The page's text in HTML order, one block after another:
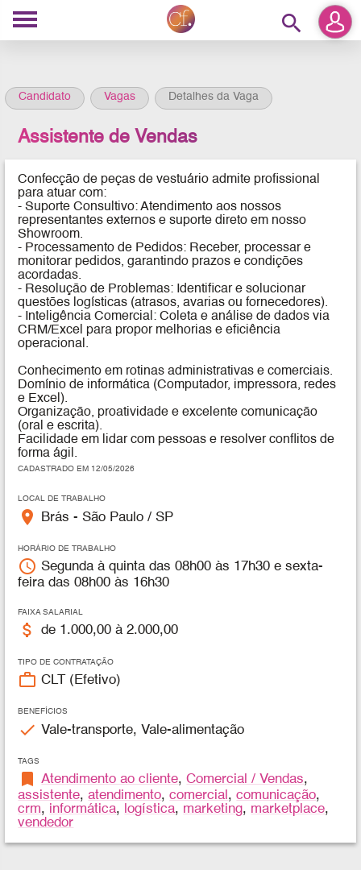
search
Candidato Vagas Detalhes da Vaga
Assistente de Vendas
Confecção de peças de vestuário admite profissional
para atuar com:
- Suporte Consultivo: Atendimento aos nossos
representantes externos e suporte direto em nosso
Showroom.
- Processamento de Pedidos: Receber, processar e
monitorar pedidos, garantindo prazos e condições
acordadas.
- Resolução de Problemas: Identificar e solucionar
questões logísticas (atrasos, avarias ou fornecedores).
- Inteligência Comercial: Coleta e análise de dados via
CRM/Excel para propor melhorias e eficiência
operacional.
Conhecimento em rotinas administrativas e comerciais.
Domínio de informática (Computador, impressora, redes
e Excel).
Organização, proatividade e excelente comunicação
(oral e escrita).
Facilidade em lidar com pessoas e resolver conflitos de
forma ágil.
CADASTRADO EM 12/05/2026
LOCAL DE TRABALHO
place Brás - São Paulo / SP
HORÁRIO DE TRABALHO
access_time Segunda à quinta das 08h00 às 17h30 e sexta-
feira das 08h00 às 16h30
FAIXA SALARIAL
attach_money de 1.000,00 à 2.000,00
TIPO DE CONTRATAÇÃO
work_outline CLT (Efetivo)
BENEFÍCIOS
check Vale-transporte, Vale-alimentação
TAGS
bookmark Atendimento ao cliente,Comercial / Vendas,
assistente,atendimento,comercial ,comunicação,
crm, informática, logística, marketing, marketplace,
vendedor